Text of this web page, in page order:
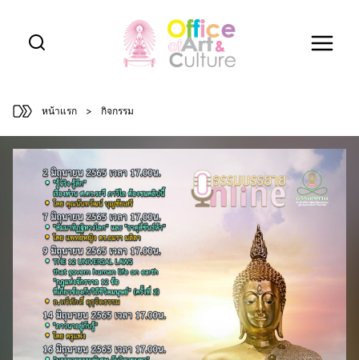
content
หน้าแรก > กิจกรรม